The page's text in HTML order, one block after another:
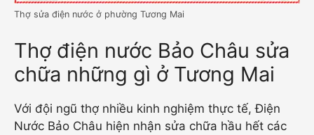
Thợ sửa điện nước ở phường Tương Mai
Thợ điện nước Bảo Châu sửa
chữa những gì ở Tương Mai
Với đội ngũ thợ nhiều kinh nghiệm thực tế, Điện
Nước Bảo Châu hiện nhận sửa chữa hầu hết các